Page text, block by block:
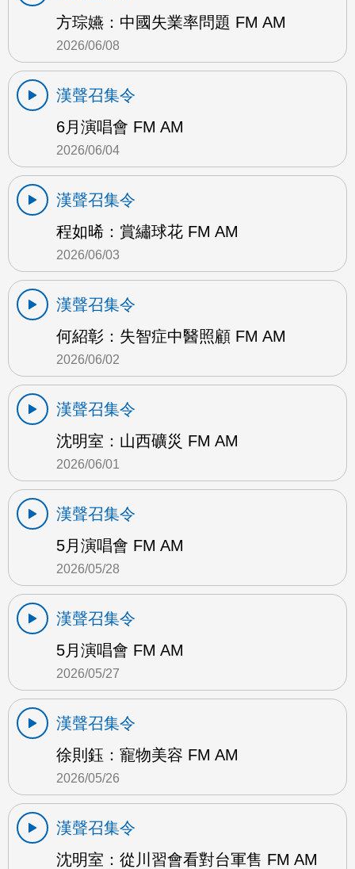
方琮嬿：中國失業率問題 FM AM
2026/06/08
漢聲召集令
6月演唱會 FM AM
2026/06/04
漢聲召集令
程如晞：賞繡球花 FM AM
2026/06/03
漢聲召集令
何紹彰：失智症中醫照顧 FM AM
2026/06/02
漢聲召集令
沈明室：山西礦災 FM AM
2026/06/01
漢聲召集令
5月演唱會 FM AM
2026/05/28
漢聲召集令
5月演唱會 FM AM
2026/05/27
漢聲召集令
徐則鈺：寵物美容 FM AM
2026/05/26
漢聲召集令
沈明室：從川習會看對台軍售 FM AM